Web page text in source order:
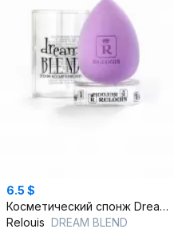
6.5 $
Косметический спонж Dream Blend каплевидный для идеального макияжа
Relouis DREAM BLEND